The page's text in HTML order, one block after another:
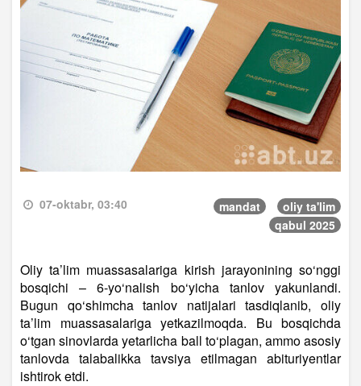
07-oktabr, 03:40 mandat
oliy ta'lim
qabul 2025
Oliy ta’lim muassasalariga kirish jarayonining so‘nggi
bosqichi – 6-yo‘nalish bo‘yicha tanlov yakunlandi.
Bugun qo‘shimcha tanlov natijalari tasdiqlanib, oliy
ta’lim muassasalariga yetkazilmoqda. Bu bosqichda
o‘tgan sinovlarda yetarlicha ball to‘plagan, ammo asosiy
tanlovda talabalikka tavsiya etilmagan abituriyentlar
ishtirok etdi.